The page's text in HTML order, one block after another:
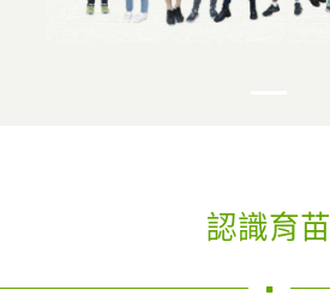
認識育苗